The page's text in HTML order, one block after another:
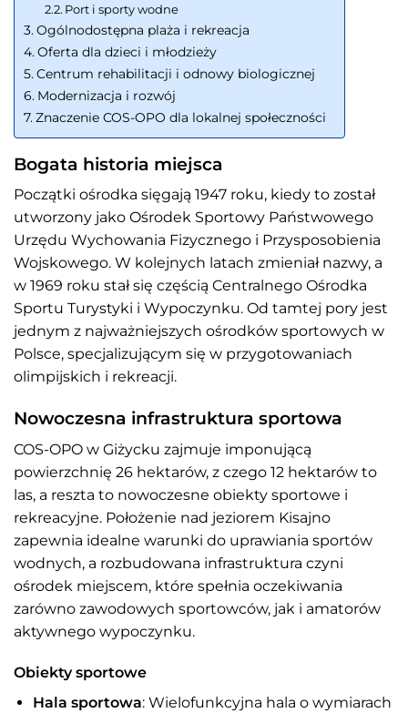
Port i sporty wodne
Ogólnodostępna plaża i rekreacja
Oferta dla dzieci i młodzieży
Centrum rehabilitacji i odnowy biologicznej
Modernizacja i rozwój
Znaczenie COS-OPO dla lokalnej społeczności
Bogata historia miejsca
Początki ośrodka sięgają 1947 roku, kiedy to został
utworzony jako Ośrodek Sportowy Państwowego
Urzędu Wychowania Fizycznego i Przysposobienia
Wojskowego. W kolejnych latach zmieniał nazwy, a
w 1969 roku stał się częścią Centralnego Ośrodka
Sportu Turystyki i Wypoczynku. Od tamtej pory jest
jednym z najważniejszych ośrodków sportowych w
Polsce, specjalizującym się w przygotowaniach
olimpijskich i rekreacji.
Nowoczesna infrastruktura sportowa
COS-OPO w Giżycku zajmuje imponującą
powierzchnię 26 hektarów, z czego 12 hektarów to
las, a reszta to nowoczesne obiekty sportowe i
rekreacyjne. Położenie nad jeziorem Kisajno
zapewnia idealne warunki do uprawiania sportów
wodnych, a rozbudowana infrastruktura czyni
ośrodek miejscem, które spełnia oczekiwania
zarówno zawodowych sportowców, jak i amatorów
aktywnego wypoczynku.
Obiekty sportowe
Hala sportowa: Wielofunkcyjna hala o wymiarach